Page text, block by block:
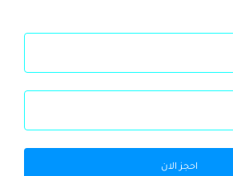
احجز الان